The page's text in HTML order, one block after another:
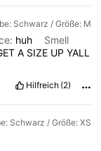
Schwarz / Größe: M
huh
Smell
A SIZE UPYALL
Hilfreich (2)
Schwarz / Größe: XS